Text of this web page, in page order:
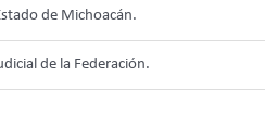
de Michoacán.
de la Federación.